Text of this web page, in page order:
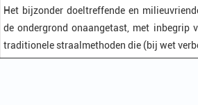
Het bijzonder doeltreffende en
de ondergrond onaangetast, met inbegrip
traditionele straalmethoden die (bij wet